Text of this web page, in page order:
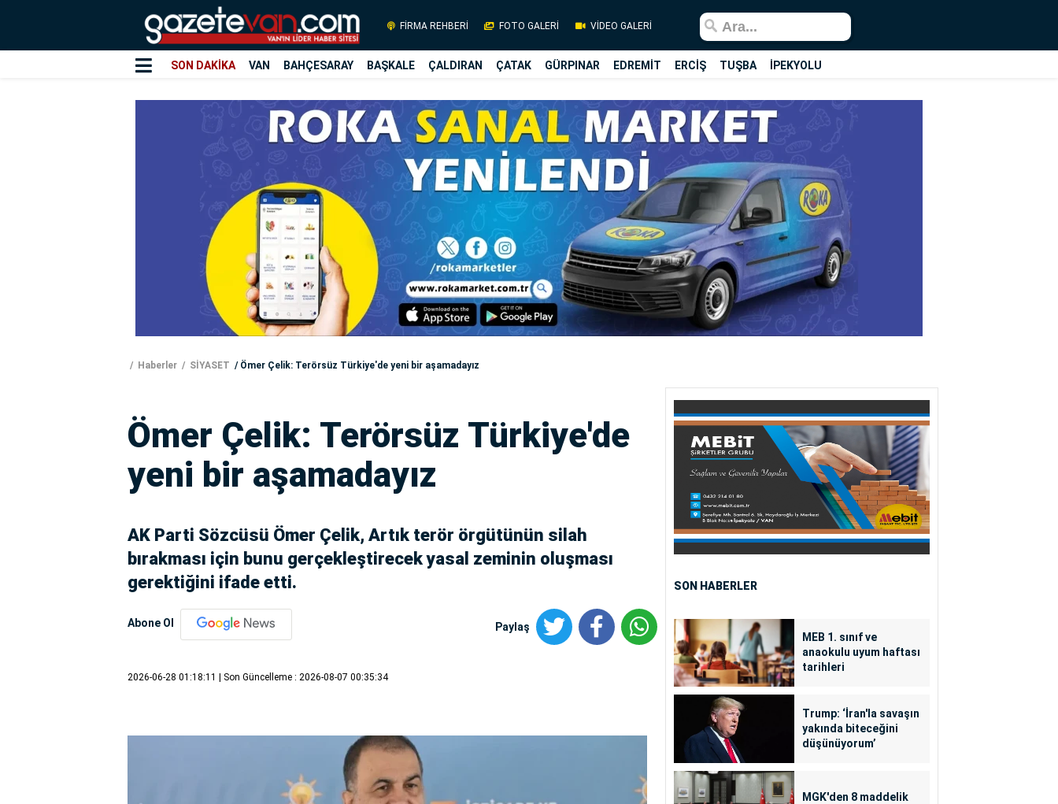
FİRMA REHBERİ FOTO GALERİ VİDEO GALERİ
SON DAKİKA VAN BAHÇESARAY BAŞKALE ÇALDIRAN ÇATAK GÜRPINAR EDREMİT ERCİŞ TUŞBA İPEKYOLU
Haberler SİYASET Ömer Çelik: Terörsüz Türkiye'de yeni bir aşamadayız
Ömer Çelik: Terörsüz Türkiye'de
yeni bir aşamadayız
AK Parti Sözcüsü Ömer Çelik, Artık terör örgütünün silah
bırakması için bunu gerçekleştirecek yasal zeminin oluşması
gerektiğini ifade etti.
Abone Ol Paylaş
2026-06-28 01:18:11 | Son Güncelleme : 2026-08-07 00:35:34
SON HABERLER
MEB 1. sınıf ve
anaokulu uyum haftası
tarihleri
Trump: ‘İran'la savaşın
yakında biteceğini
düşünüyorum’
MGK'den 8 maddelik